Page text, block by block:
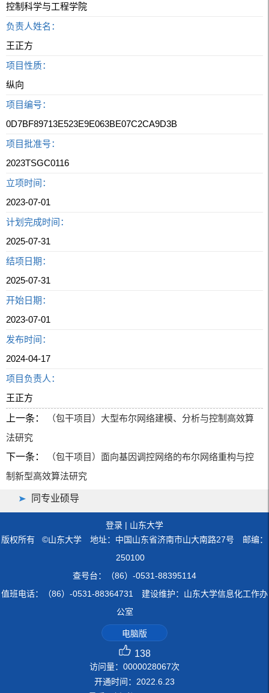
控制科学与工程学院
负责人姓名：
王正方
项目性质：
纵向
项目编号：
0D7BF89713E523E9E063BE07C2CA9D3B
项目批准号：
2023TSGC0116
立项时间：
2023-07-01
计划完成时间：
2025-07-31
结项日期：
2025-07-31
开始日期：
2023-07-01
发布时间：
2024-04-17
项目负责人：
王正方
上一条：
（包干项目）大型布尔网络建模、分析与控制高效算
法研究
下一条：
（包干项目）面向基因调控网络的布尔网络重构与控
制新型高效算法研究
同专业硕导
登录 | 山东大学
版权所有 ©山东大学 地址：中国山东省济南市山大南路27号 邮编：
250100
查号台：（86）-0531-88395114
值班电话：（86）-0531-88364731 建设维护：山东大学信息化工作办
公室
电脑版
138
访问量： 0000028067次
开通时间： 2022 6 23